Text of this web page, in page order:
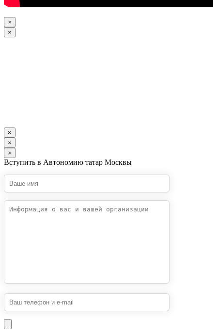
×
×
×
×
×
Вступить в Автономию татар Москвы